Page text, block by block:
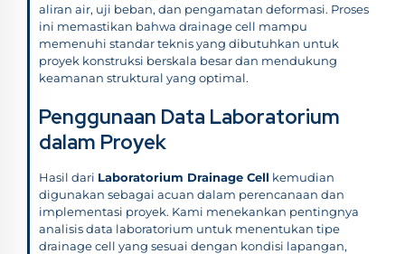
aliran air, uji beban, dan pengamatan deformasi. Proses
ini memastikan bahwa drainage cell mampu
memenuhi standar teknis yang dibutuhkan untuk
proyek konstruksi berskala besar dan mendukung
keamanan struktural yang optimal.
Penggunaan Data Laboratorium
dalam Proyek
Hasil dari Laboratorium Drainage Cell kemudian
digunakan sebagai acuan dalam perencanaan dan
implementasi proyek. Kami menekankan pentingnya
analisis data laboratorium untuk menentukan tipe
drainage cell yang sesuai dengan kondisi lapangan,